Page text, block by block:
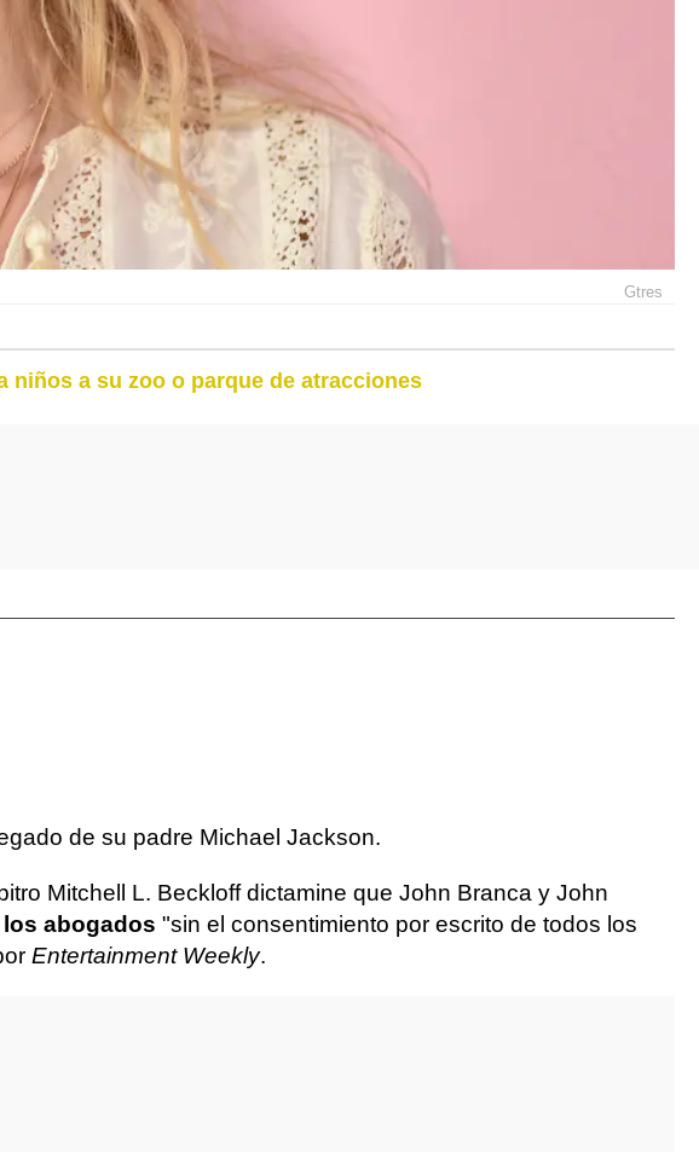
Gtres
niños a su zoo o parque de atracciones
de su padre Michael Jackson.
Mitchell L. Beckloff dictamine que John Branca y John
abogados "sin el consentimiento por escrito de todos los
Entertainment Weekly.